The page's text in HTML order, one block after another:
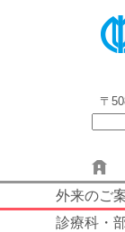
〒
外来のご
診療科・